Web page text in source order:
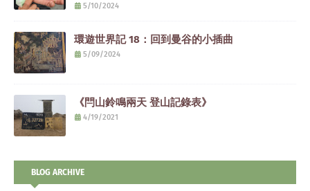
5/10/2024
環遊世界記 18：回到曼谷的小插曲
5/09/2024
《閂山鈴鳴兩天 登山記錄表》
4/19/2021
BLOG ARCHIVE